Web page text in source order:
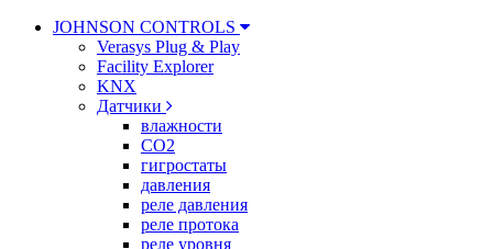
JOHNSON CONTROLS
Verasys Plug & Play
Facility Explorer
KNX
Датчики
влажности
CO2
гигростаты
давления
реле давления
реле протока
реле уровня